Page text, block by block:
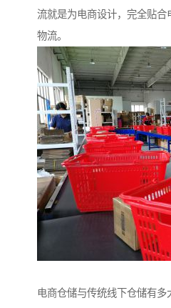
流就是为电商设计，完全贴
物流。
电商仓储与传统线下仓储有多